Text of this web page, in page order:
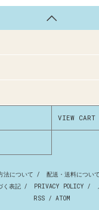
VIEW CART
法について / 配送・送料について
く表記 / PRIVACY POLICY /
RSS / ATOM